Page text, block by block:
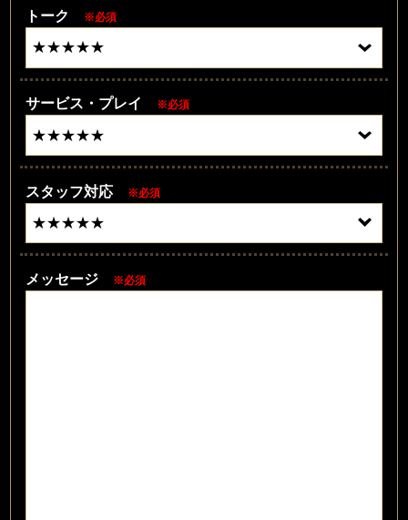
トーク ※必須
サービス・プレイ ※必須
スタッフ対応 ※必須
メッセージ ※必須